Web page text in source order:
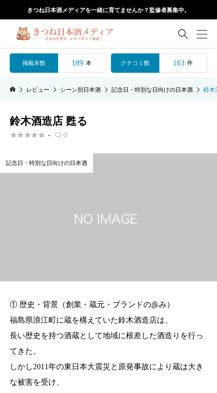
きつね日本酒メディアを一緒に育てませんか？監修者募集中。

掲載本数 189 本 クチコミ数 163 件
レビュー シーン別日本酒 記念日・特別な日向けの日本酒 鈴木
鈴木酒造店 甦る
 -  0
記念日・特別な日向けの日本酒
① 歴史・背景（創業・蔵元・ブランドの歩み）
福島県浪江町に蔵を構えていた鈴木酒造店は、
長い歴史を持つ酒蔵として地域に根差した酒造りを行っ
てきた。
しかし2011年の東日本大震災と原発事故により蔵は大き
な被害を受け、